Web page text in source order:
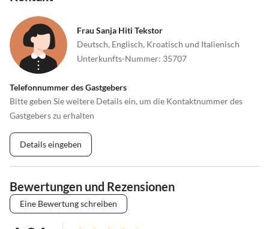
Frau Sanja Hiti Tekstor
Deutsch, Englisch, Kroatisch und Italienisch
Unterkunfts-Nummer: 35707
Telefonnummer des Gastgebers
Bitte geben Sie weitere Details ein, um die Kontaktnummer des
Gastgebers zu erhalten
Details eingeben
Bewertungen und Rezensionen
Eine Bewertung schreiben